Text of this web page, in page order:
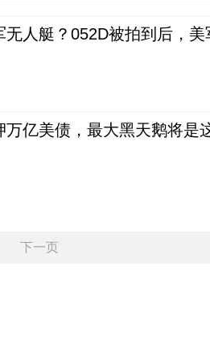
无人艇？052D被拍到后，
万亿美债，最大黑天鹅将是
下一页